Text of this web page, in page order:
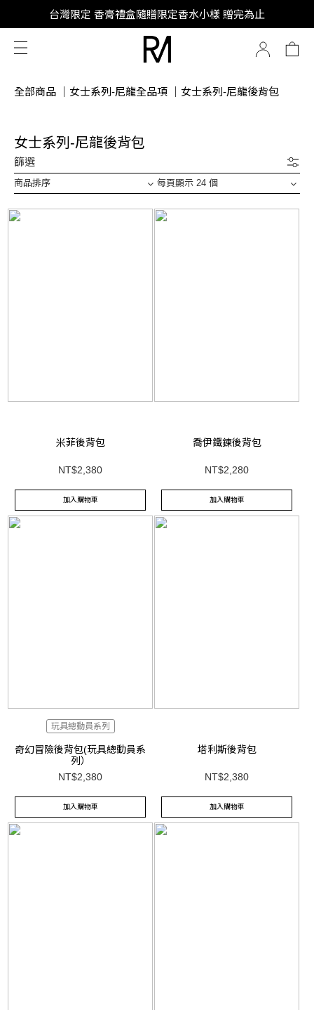
SUPER JUNIOR-D&E 全新代言
台灣限定 香膏禮盒隨贈限定香水小樣 贈完為止
SUPER JUNIOR-D&E 全新代言
全部商品 女士系列-尼龍全品項 女士系列-尼龍後背包
女士系列-尼龍後背包
篩選
商品排序 每頁顯示 24 個
米菲後背包
NT$2,380
加入購物車
喬伊鐵鍊後背包
NT$2,280
加入購物車
玩具總動員系列
奇幻冒險後背包(玩具總動員系
列）
NT$2,380
加入購物車
塔利斯後背包
NT$2,380
加入購物車